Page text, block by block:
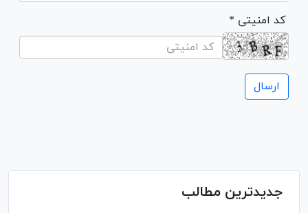
* کد امنیتی
جدیدترین مطالب